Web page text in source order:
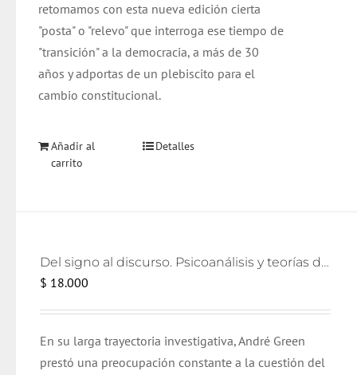
retomamos con esta nueva edición cierta
"posta" o "relevo" que interroga ese tiempo de
"transición" a la democracia, a más de 30
años y adportas de un plebiscito para el
cambio constitucional.
Añadir al
carrito
Detalles
Del signo al discurso. Psicoanálisis y teorías del lenguaje
$ 18.000
En su larga trayectoria investigativa, André Green
prestó una preocupación constante a la cuestión del